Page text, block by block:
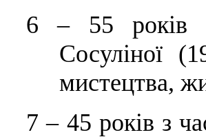
6–55 років
Сосуліної
мистецтва,
7–45 років з